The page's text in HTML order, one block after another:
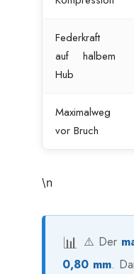
Federkraft
auf halbem
Hub
Maximalweg
vor Bruch
\n
⚠️ Der
0,80 mm.